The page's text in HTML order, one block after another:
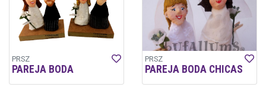
PRSZ
PAREJA BODA
PRSZ
PAREJA BODA CHICAS